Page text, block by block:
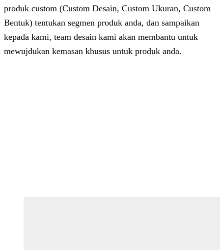
produk custom (Custom Desain, Custom Ukuran, Custom
Bentuk) tentukan segmen produk anda, dan sampaikan
kepada kami, team desain kami akan membantu untuk
mewujdukan kemasan khusus untuk produk anda.